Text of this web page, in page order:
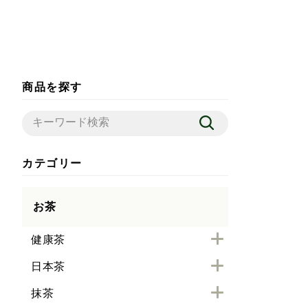
商品を探す
カテゴリー
お茶
健康茶
日本茶
抹茶